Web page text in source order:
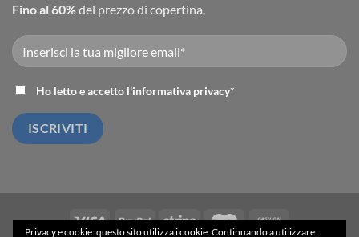
Fino al 60%del prezzo di copertina.
Ho letto e accetto l'informativa privacy*
Privacy e cookie: questo sito utilizza i cookie. Continuando a utilizzare